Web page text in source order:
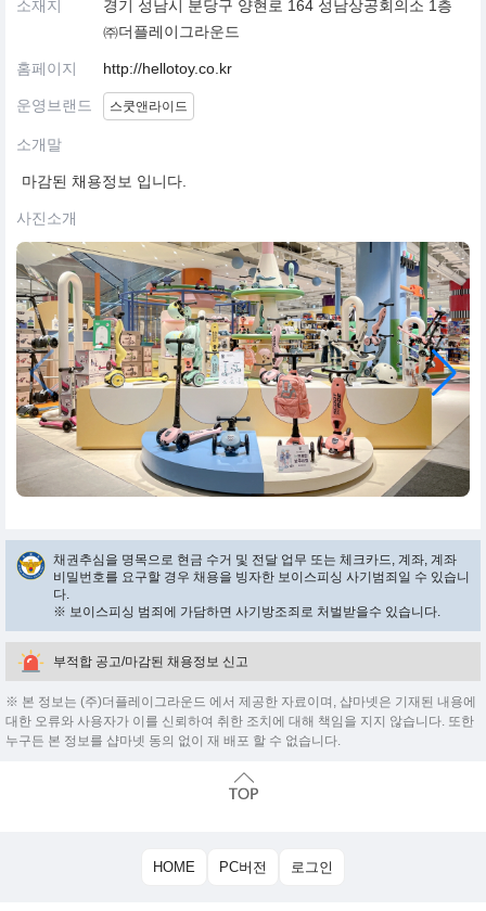
소재지
경기 성남시 분당구 양현로 164 성남상공회의소 1층
㈜더플레이그라운드
홈페이지 http://hellotoy.co.kr
운영브랜드 스쿳앤라이드
소개말
마감된 채용정보 입니다.
사진소개
채권추심을 명목으로 현금 수거 및 전달 업무 또는 체크카드, 계좌, 계좌
비밀번호를 요구할 경우 채용을 빙자한 보이스피싱 사기범죄일 수 있습니
다.
※ 보이스피싱 범죄에 가담하면 사기방조죄로 처벌받을수 있습니다.
부적합 공고/마감된 채용정보 신고
※ 본 정보는 (주)더플레이그라운드 에서 제공한 자료이며, 샵마넷은 기재된 내용에
대한 오류와 사용자가 이를 신뢰하여 취한 조치에 대해 책임을 지지 않습니다. 또한
누구든 본 정보를 샵마넷 동의 없이 재 배포 할 수 없습니다.
HOME PC버전 로그인